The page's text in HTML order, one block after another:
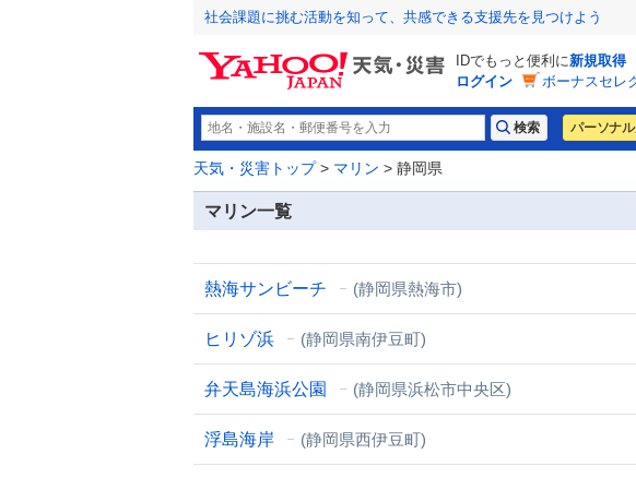
社会課題に挑む活動を知って、共感できる支援先を見つけよう
IDでもっと便利に新規取得
ログイン
ボーナスセレ
パーソナ
天気・災害トップ> マリン > 静岡県
マリン一覧
熱海サンビーチ (静岡県熱海市)
ヒリゾ浜 (静岡県南伊豆町)
弁天島海浜公園 (静岡県浜松市中央区)
浮島海岸 (静岡県西伊豆町)